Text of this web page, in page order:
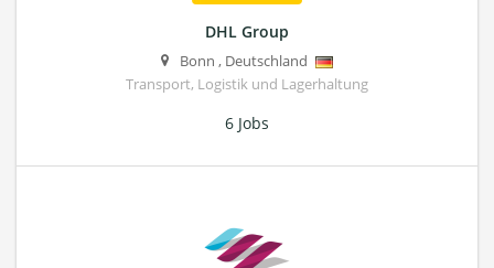
DHL Group
Bonn , Deutschland
Transport, Logistik und Lagerhaltung
6 Jobs